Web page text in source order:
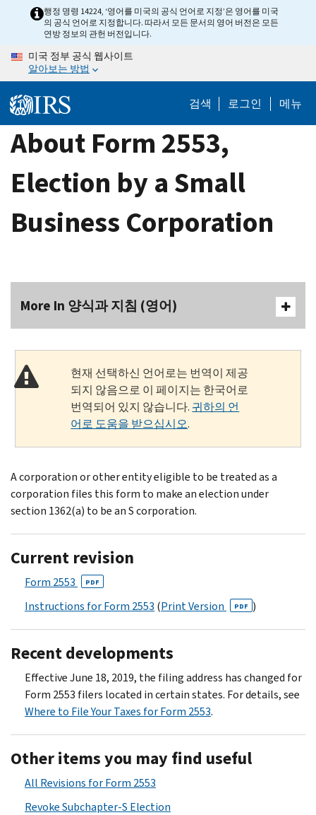
content
행정 명령 14224, ‘영어를 미국의 공식 언어로 지정’은 영어를 미국
의 공식 언어로 지정합니다. 따라서 모든 문서의 영어 버전은 모든
연방 정보의 관헌 버전입니다.
미국 정부 공식 웹사이트
알아보는 방법
검색 로그인 메뉴
About Form 2553,
Election by a Small
Business Corporation
More In 양식과 지침 (영어)
현재 선택하신 언어로는 번역이 제공
되지 않음으로 이 페이지는 한국어로
번역되어 있지 않습니다. 귀하의 언
어로 도움을 받으십시오.
A corporation or other entity eligible to be treated as a
corporation files this form to make an election under
section 1362(a) to be an S corporation.
Current revision
Form 2553 PDF
Instructions for Form 2553 (Print Version PDF )
Recent developments
Effective June 18, 2019, the filing address has changed for
Form 2553 filers located in certain states. For details, see
Where to File Your Taxes for Form 2553.
Other items you may find useful
All Revisions for Form 2553
Revoke Subchapter-S Election